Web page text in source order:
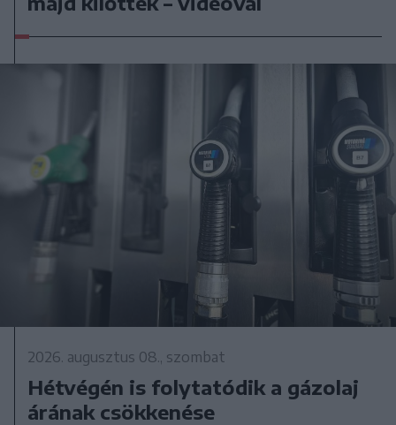
2026. augusztus 08., szombat
Hétvégén is folytatódik a gázolaj
árának csökkenése